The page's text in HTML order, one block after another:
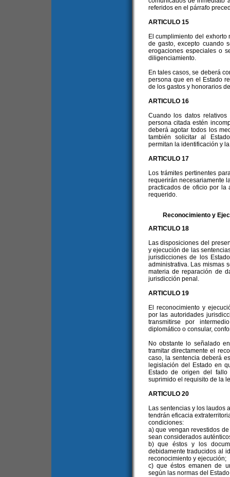
referidos en el párrafo
ARTICULO 15
El cumplimiento del
de gasto, excepto cuando
erogaciones especiales o
diligenciamiento.
En tales casos, se deberá
persona que en el Estado
de los gastos y honorarios
ARTICULO 16
Cuando los datos
persona citada estén
deberá agotar todos los
también solicitar al
permitan la identificación y
ARTICULO 17
Los trámites pertinentes
requerirán necesariamente
practicados de oficio por la
requerido.
Reconocimiento y
ARTICULO 18
Las disposiciones del
y ejecución de las
jurisdicciones de los
administrativa. Las mismas
materia de reparación de
jurisdicción penal.
ARTICULO 19
El reconocimiento y
por las autoridades
transmitirse por
diplomático o consular,
No obstante lo señalado
tramitar directamente el
caso, la sentencia deberá
legislación del Estado en
Estado de origen del
suprimido el requisito de la
ARTICULO 20
Las sentencias y los laudos
tendrán eficacia
condiciones:
a) que vengan revestidos
sean considerados
b) que éstos y los
debidamente traducidos al
reconocimiento y ejecución;
c) que éstos emanen de
según las normas del